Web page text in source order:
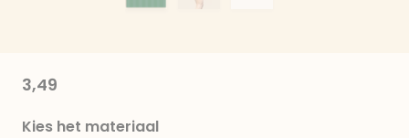
3,49
Kies het materiaal